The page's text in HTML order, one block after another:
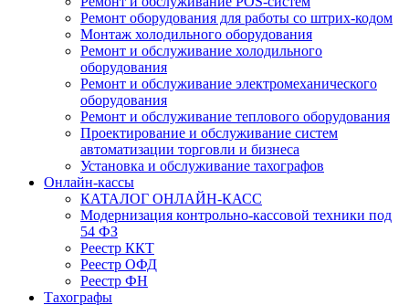
Ремонт оборудования для работы со штрих-кодом
Монтаж холодильного оборудования
Ремонт и обслуживание холодильного
оборудования
Ремонт и обслуживание электромеханического
оборудования
Ремонт и обслуживание теплового оборудования
Проектирование и обслуживание систем
автоматизации торговли и бизнеса
Установка и обслуживание тахографов
Онлайн-кассы
КАТАЛОГ ОНЛАЙН-КАСС
Модернизация контрольно-кассовой техники под
54 ФЗ
Реестр ККТ
Реестр ОФД
Реестр ФН
Тахографы